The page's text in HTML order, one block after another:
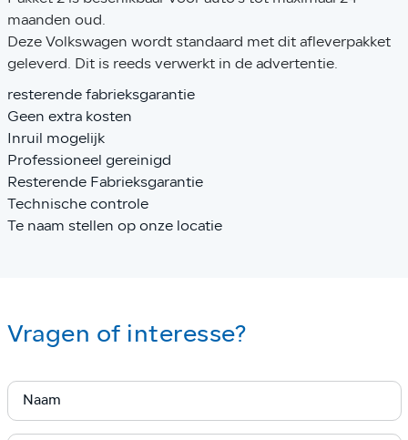
maanden oud.
Deze Volkswagen wordt standaard met dit afleverpakket
geleverd. Dit is reeds verwerkt in de advertentie.
resterende fabrieksgarantie
Geen extra kosten
Inruil mogelijk
Professioneel gereinigd
Resterende Fabrieksgarantie
Technische controle
Te naam stellen op onze locatie
Vragen of interesse?